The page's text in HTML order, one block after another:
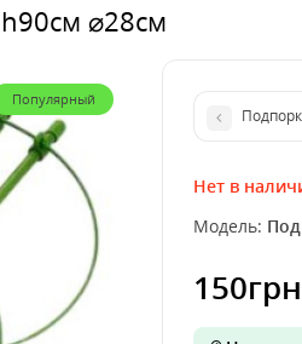
⌀28см
Популярный
Нет в
Модель:
150грн